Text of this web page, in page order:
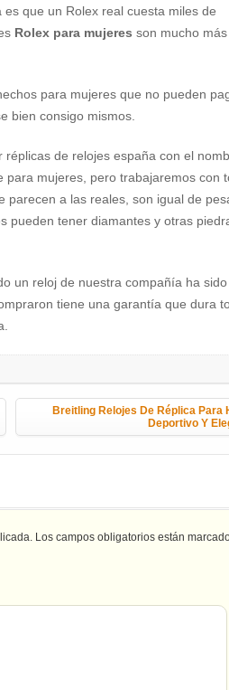
que un Rolex real cuesta miles de
Rolex para mujeres son mucho más
para mujeres que no pueden
bien consigo mismos.
de relojes españa con el
para mujeres, pero trabajaremos con
parecen a las reales, son igual de
pueden tener diamantes y otras
un reloj de nuestra compañía ha sido
tiene una garantía que dura
Breitling Relojes De Réplica Para
Deportivo Y
Los campos obligatorios están